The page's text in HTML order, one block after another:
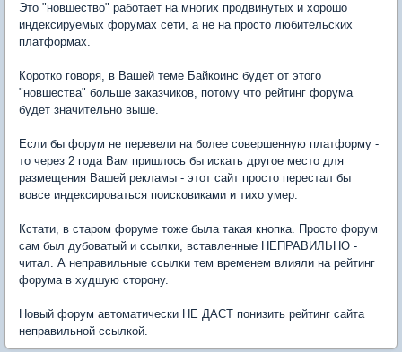
Это "новшество" работает на многих продвинутых и хорошо
индексируемых форумах сети, а не на просто любительских
платформах.
Коротко говоря, в Вашей теме Байкоинс будет от этого
"новшества" больше заказчиков, потому что рейтинг форума
будет значительно выше.
Если бы форум не перевели на более совершенную платформу -
то через 2 года Вам пришлось бы искать другое место для
размещения Вашей рекламы - этот сайт просто перестал бы
вовсе индексироваться поисковиками и тихо умер.
Кстати, в старом форуме тоже была такая кнопка. Просто форум
сам был дубоватый и ссылки, вставленные НЕПРАВИЛЬНО -
читал. А неправильные ссылки тем временем влияли на рейтинг
форума в худшую сторону.
Новый форум автоматически НЕ ДАСТ понизить рейтинг сайта
неправильной ссылкой.